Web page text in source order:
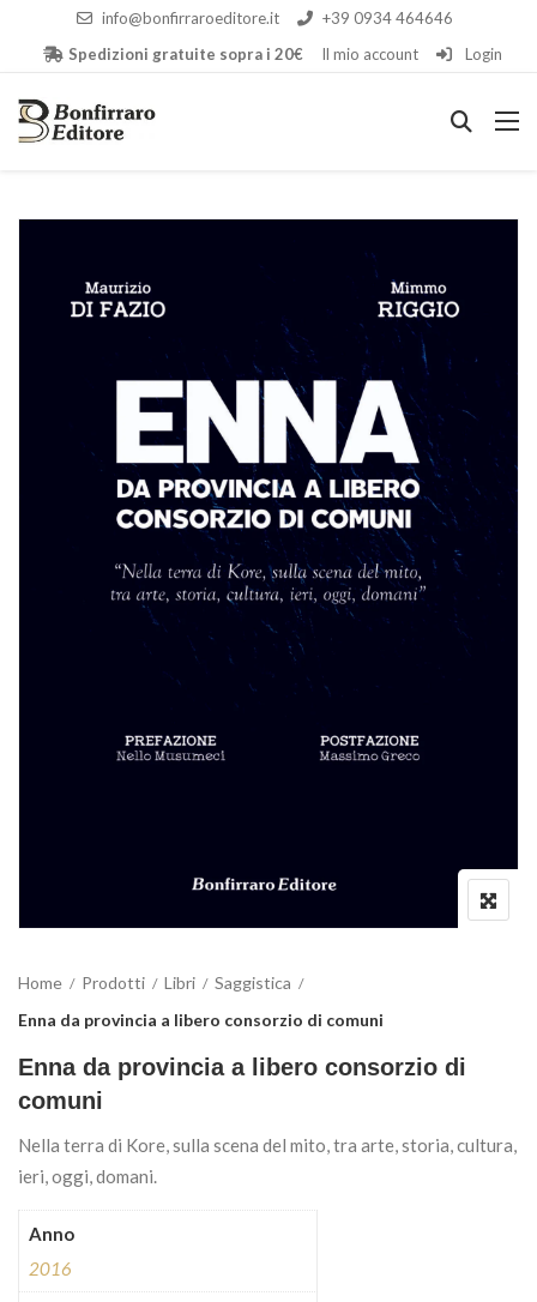
info@bonfirraroeditore.it
+39 0934 464646
Spedizioni gratuite sopra i 20€
Il mio account Login
Home Prodotti Libri
Saggistica
Enna da provincia a libero consorzio di comuni
Enna da provincia a libero consorzio di
comuni
Nella terra di Kore, sulla scena del mito, tra arte, storia, cultura,
ieri, oggi, domani.
Anno
2016